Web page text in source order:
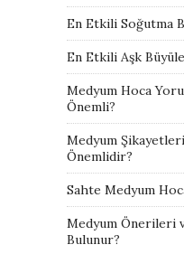
En Etkili Soğutma
En Etkili Aşk
Medyum Hoca
Önemli?
Medyum
Önemlidir?
Sahte Medyum
Medyum Önerileri
Bulunur?